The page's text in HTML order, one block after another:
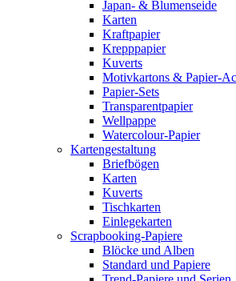
Japan- & Blumenseide
Karten
Kraftpapier
Krepppapier
Kuverts
Motivkartons & Papier-
Papier-Sets
Transparentpapier
Wellpappe
Watercolour-Papier
Kartengestaltung
Briefbögen
Karten
Kuverts
Tischkarten
Einlegekarten
Scrapbooking-Papiere
Blöcke und Alben
Standard und Papiere